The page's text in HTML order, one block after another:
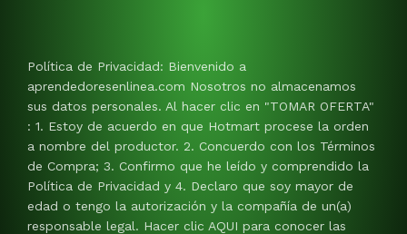
Política de Privacidad: Bienvenido a
aprendedoresenlinea.com Nosotros no almacenamos
sus datos personales. Al hacer clic en "TOMAR OFERTA"
: 1. Estoy de acuerdo en que Hotmart procese la orden
a nombre del productor. 2. Concuerdo con los Términos
de Compra; 3. Confirmo que he leído y comprendido la
Política de Privacidad y 4. Declaro que soy mayor de
edad o tengo la autorización y la compañía de un(a)
responsable legal. Hacer clic AQUI para conocer las